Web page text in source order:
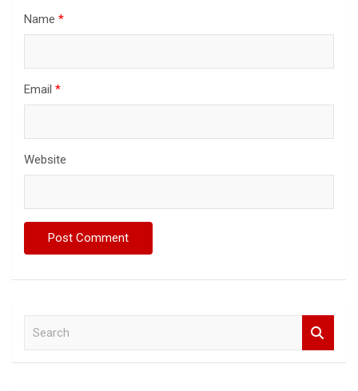
Name *
Email *
Website